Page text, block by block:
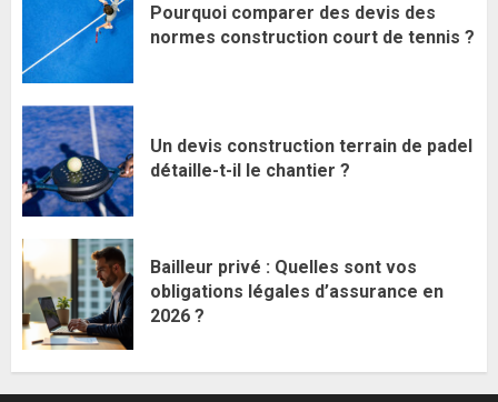
Pourquoi comparer des devis des
normes construction court de tennis ?
Un devis construction terrain de padel
détaille-t-il le chantier ?
Bailleur privé : Quelles sont vos
obligations légales d’assurance en
2026 ?